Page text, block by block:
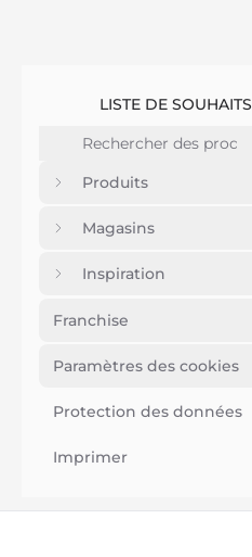
LISTE DE SOUHAITS
Produits
Magasins
Inspiration
Franchise
Paramètres des cookies
Protection des données
Imprimer